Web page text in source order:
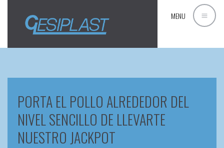
MENU
PORTA EL POLLO ALREDEDOR DEL
NIVEL SENCILLO DE LLEVARTE
NUESTRO JACKPOT